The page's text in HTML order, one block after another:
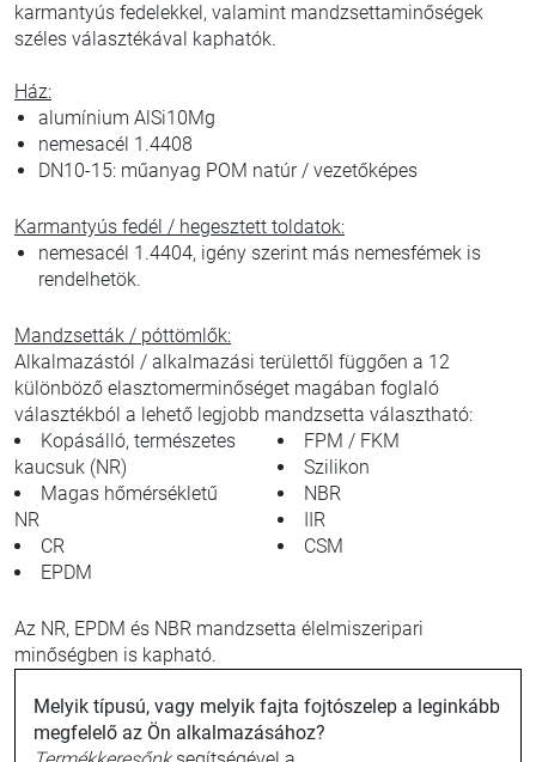
karmantyús fedelekkel, valamint mandzsettaminőségek
széles választékával kaphatók.
Ház:
alumínium AlSi10Mg
nemesacél 1.4408
DN10-15: műanyag POM natúr / vezetőképes
Karmantyús fedél / hegesztett toldatok:
nemesacél 1.4404, igény szerint más nemesfémek is
rendelhetök.
Mandzsetták / póttömlők:
Alkalmazástól / alkalmazási területtől függően a 12
különböző elasztomerminőséget magában foglaló
választékból a lehető legjobb mandzsetta választható:
Kopásálló, természetes
kaucsuk (NR)
Magas hőmérsékletű
NR
CR
EPDM
FPM / FKM
Szilikon
NBR
IIR
CSM
Az NR, EPDM és NBR mandzsetta élelmiszeripari
minőségben is kapható.
Melyik típusú, vagy melyik fajta fojtószelep a leginkább
megfelelő az Ön alkalmazásához?